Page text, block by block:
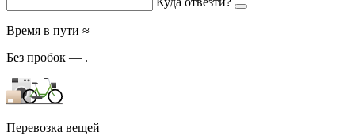
Время в пути ≈
Без пробок — .
Перевозка вещей